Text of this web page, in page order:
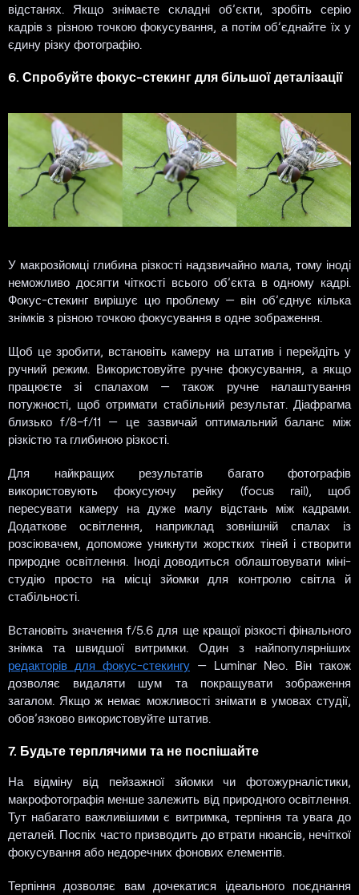
відстанях. Якщо знімаєте складні об’єкти, зробіть серію
кадрів з різною точкою фокусування, а потім об’єднайте їх у
єдину різку фотографію.
6. Спробуйте фокус-стекинг для більшої деталізації
У макрозйомці глибина різкості надзвичайно мала, тому іноді
неможливо досягти чіткості всього об’єкта в одному кадрі.
Фокус-стекинг вирішує цю проблему — він об’єднує кілька
знімків з різною точкою фокусування в одне зображення.
Щоб це зробити, встановіть камеру на штатив і перейдіть у
ручний режим. Використовуйте ручне фокусування, а якщо
працюєте зі спалахом — також ручне налаштування
потужності, щоб отримати стабільний результат. Діафрагма
близько f/8–f/11 — це зазвичай оптимальний баланс між
різкістю та глибиною різкості.
Для найкращих результатів багато фотографів
використовують фокусуючу рейку (focus rail), щоб
пересувати камеру на дуже малу відстань між кадрами.
Додаткове освітлення, наприклад зовнішній спалах із
розсіювачем, допоможе уникнути жорстких тіней і створити
природне освітлення. Іноді доводиться облаштовувати міні-
студію просто на місці зйомки для контролю світла й
стабільності.
Встановіть значення f/5.6 для ще кращої різкості фінального
знімка та швидшої витримки. Один з найпопулярніших
редакторів для фокус-стекингу — Luminar Neo. Він також
дозволяє видаляти шум та покращувати зображення
загалом. Якщо ж немає можливості знімати в умовах студії,
обов’язково використовуйте штатив.
7. Будьте терплячими та не поспішайте
На відміну від пейзажної зйомки чи фотожурналістики,
макрофотографія менше залежить від природного освітлення.
Тут набагато важливішими є витримка, терпіння та увага до
деталей. Поспіх часто призводить до втрати нюансів, нечіткої
фокусування або недоречних фонових елементів.
Терпіння дозволяє вам дочекатися ідеального поєднання